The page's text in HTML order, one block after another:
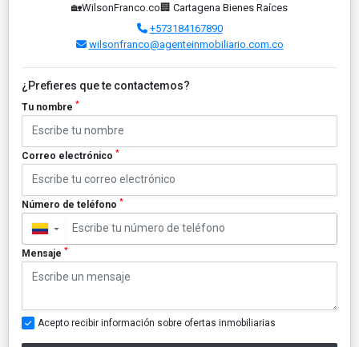
🏡WilsonFranco.co🏢 Cartagena Bienes Raíces
+573184167890
wilsonfranco@agenteinmobiliario.com.co
¿Prefieres que te contactemos?
Tu nombre *
Correo electrónico *
Número de teléfono *
▼
Mensaje *
Acepto recibir información sobre ofertas inmobiliarias